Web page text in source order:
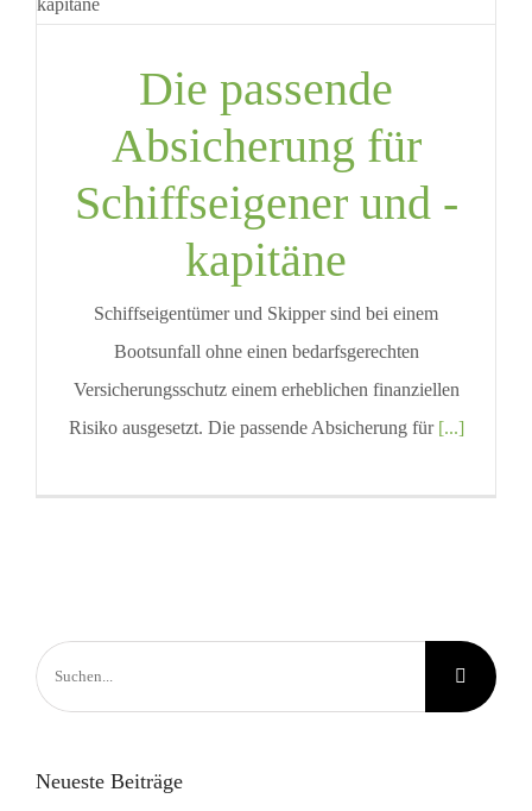
Die passende
Absicherung für
Schiffseigener und -
kapitäne
Schiffseigentümer und Skipper sind bei einem
Bootsunfall ohne einen bedarfsgerechten
Versicherungsschutz einem erheblichen finanziellen
Risiko ausgesetzt. Die passende Absicherung für [...]
Suche
nach:
Neueste Beiträge